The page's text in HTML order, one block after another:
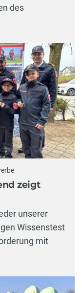
des
zeigt
unserer
Wissenstest
mit